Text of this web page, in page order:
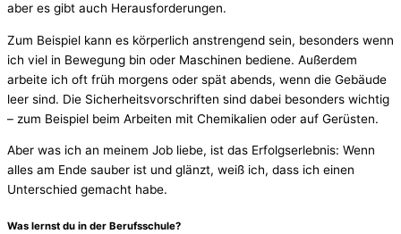
aber es gibt auch Herausforderungen.
Zum Beispiel kann es körperlich anstrengend sein, besonders wenn
ich viel in Bewegung bin oder Maschinen bediene. Außerdem
arbeite ich oft früh morgens oder spät abends, wenn die Gebäude
leer sind. Die Sicherheitsvorschriften sind dabei besonders wichtig
– zum Beispiel beim Arbeiten mit Chemikalien oder auf Gerüsten.
Aber was ich an meinem Job liebe, ist das Erfolgserlebnis: Wenn
alles am Ende sauber ist und glänzt, weiß ich, dass ich einen
Unterschied gemacht habe.
Was lernst du in der Berufsschule?